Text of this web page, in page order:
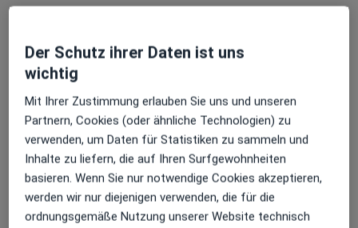
Psychologische Psychotherapeutin Mehr
23 Bewertungen
Adresse Videosprechstunde
Emanuelstr. 8, München• Zu Google Maps
Der Schutz ihrer Daten ist uns
wichtig
Mit Ihrer Zustimmung erlauben Sie uns und unseren
Partnern, Cookies (oder ähnliche Technologien) zu
verwenden, um Daten für Statistiken zu sammeln und
Inhalte zu liefern, die auf Ihren Surfgewohnheiten
basieren. Wenn Sie nur notwendige Cookies akzeptieren,
werden wir nur diejenigen verwenden, die für die
ordnungsgemäße Nutzung unserer Website technisch